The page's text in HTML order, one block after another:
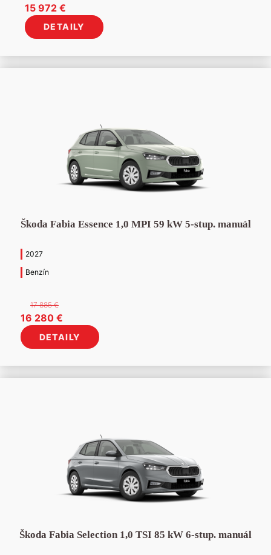
Pôvodná
cena
bola:
722 €.
15 972 €
cena
je:
972 €.
DETAILY
Škoda Fabia Essence 1,0 MPI 59 kW 5-stup. manuál
2027
Benzín
17 885€
Pôvodná
cena
bola:
885 €.
16 280 €Aktuálna
cena
je:
280 €.
DETAILY
Škoda Fabia Selection 1,0 TSI 85 kW 6-stup. manuál